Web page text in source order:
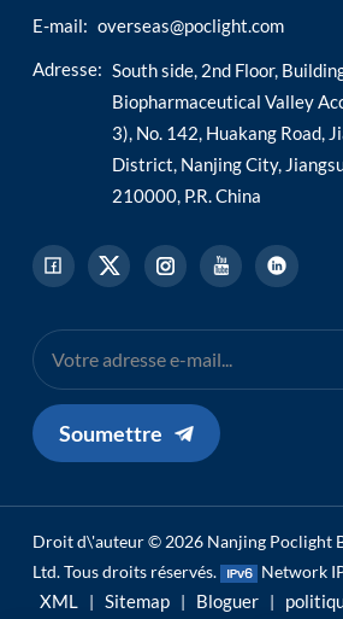
E-mail: overseas@poclight.com
Adresse: South side, 2nd Floor,
Biopharmaceutical Valley
3), No. 142, Huakang Road,
District, Nanjing City,
210000, P.R. China
Soumettre
Droit d\'auteur © 2026 Nanjing Poclight
Ltd. Tous droits réservés.
Network
XML | Sitemap | Bloguer |